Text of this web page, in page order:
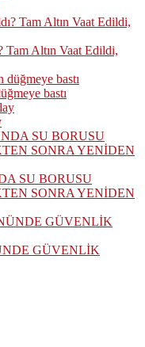
Tam Altın Vaat Edildi,
bastı
SU BORUSU
SONRA YENİDEN
GÜVENLİK